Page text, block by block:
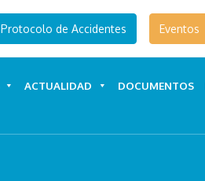
Protocolo de Accidentes Eventos
ACTUALIDAD DOCUMENTOS